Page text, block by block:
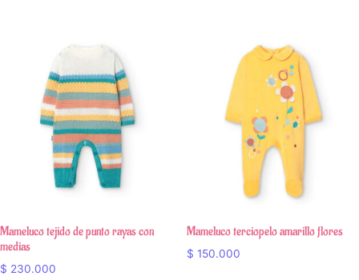
Mameluco tejido de punto rayas con
medias
$ 230.000
Mameluco terciopelo amarillo flores
$ 150.000